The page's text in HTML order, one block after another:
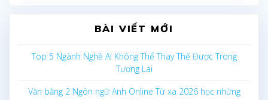
BÀI VIẾT MỚI
Top 5 Ngành Nghề AI Không Thể Thay Thế Được Trong
Tương Lai
Văn bằng 2 Ngôn ngữ Anh Online Từ xa 2026 học những